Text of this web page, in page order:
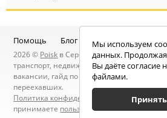
Помощь Блог Telegram-канал
2026 © Poisk в Сербии — услуги
транспорт, недвижимость, электроника,
вакансии, гайд по Сербии, статьи,
переехавших.
Политика конфиденциальности
.
принимаете пользовательское
Мы используем
данных. Продолжая
Вы даёте согласие
файлами.